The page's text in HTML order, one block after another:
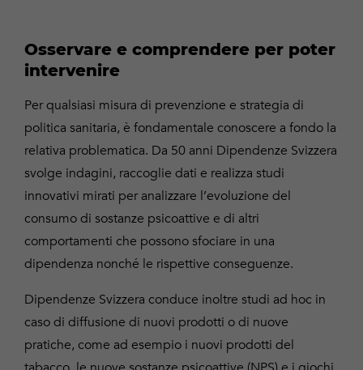
Osservare e comprendere per poter
intervenire
Per qualsiasi misura di prevenzione e strategia di
politica sanitaria, è fondamentale conoscere a fondo la
relativa problematica. Da 50 anni Dipendenze Svizzera
svolge indagini, raccoglie dati e realizza studi
innovativi mirati per analizzare l’evoluzione del
consumo di sostanze psicoattive e di altri
comportamenti che possono sfociare in una
dipendenza nonché le rispettive conseguenze.
Dipendenze Svizzera conduce inoltre studi ad hoc in
caso di diffusione di nuovi prodotti o di nuove
pratiche, come ad esempio i nuovi prodotti del